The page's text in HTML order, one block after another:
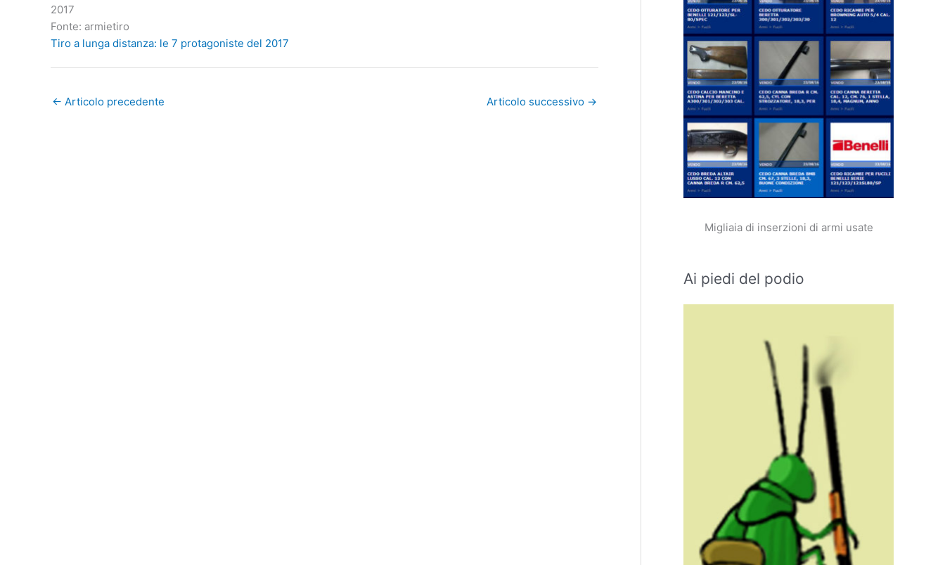
2017
Fonte: armietiro
Tiro a lunga distanza: le 7 protagoniste del 2017
← Articolo precedente Articolo successivo →
Migliaia di inserzioni di armi usate
Ai piedi del podio